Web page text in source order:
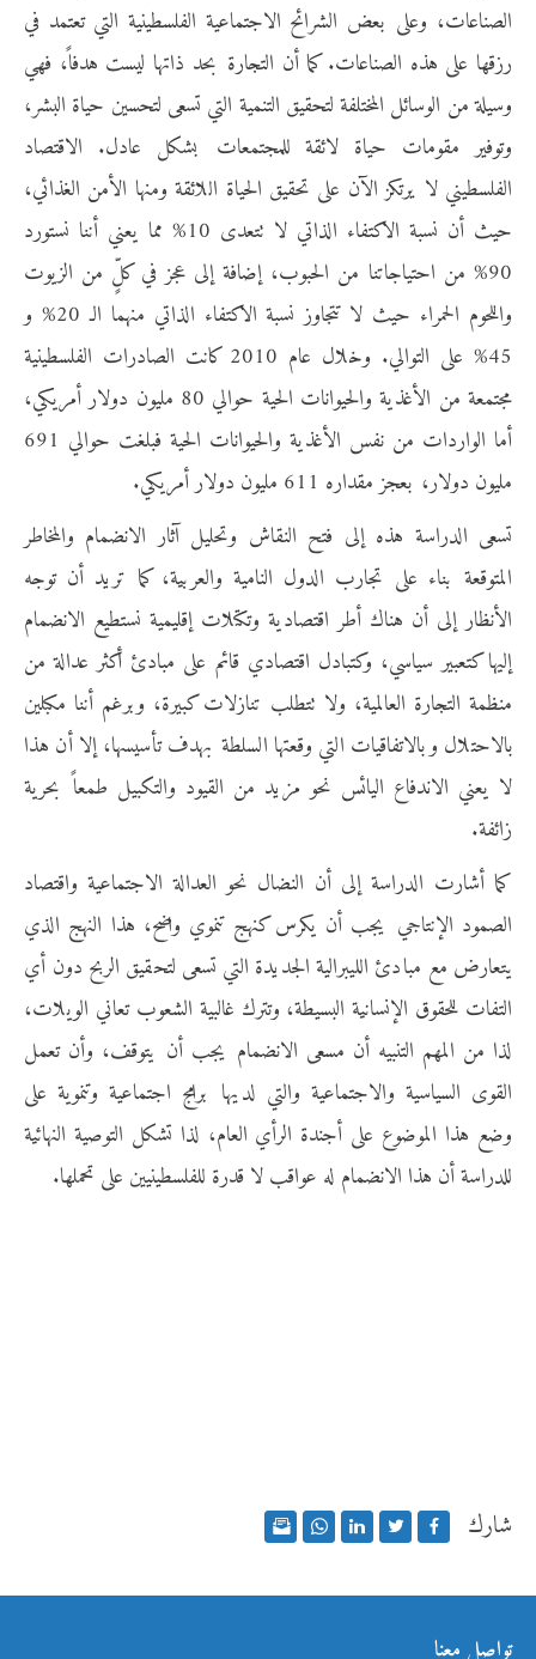
الصناعات، وعلى بعض الشرائح الاجتماعية الفلسطينية التي تعتمد في
رزقها على هذه الصناعات. كما أن التجارة بحد ذاتها ليست هدفاً، فهي
وسيلة من الوسائل المختلفة لتحقيق التنمية التي تسعى لتحسين حياة البشر،
وتوفير مقومات حياة لائقة للمجتمعات بشكل عادل. الاقتصاد
الفلسطيني لا يرتكز الآن على تحقيق الحياة اللائقة ومنها الأمن الغذائي،
حيث أن نسبة الاكتفاء الذاتي لا تتعدى 10% مما يعني أننا نستورد
90% من احتياجاتنا من الحبوب، إضافة إلى عجز في كلٍّ من الزيوت
واللحوم الحمراء حيث لا تتجاوز نسبة الاكتفاء الذاتي منهما الـ 20% و
45% على التوالي. وخلال عام 2010 كانت الصادرات الفلسطينية
مجتمعة من الأغذية والحيوانات الحية حوالي 80 مليون دولار أمريكي،
أما الواردات من نفس الأغذية والحيوانات الحية فبلغت حوالي 691
مليون دولار، بعجز مقداره 611 مليون دولار أمريكي.
تسعى الدراسة هذه إلى فتح النقاش وتحليل آثار الانضمام والمخاطر
المتوقعة بناء على تجارب الدول النامية والعربية، كما تريد أن توجه
الأنظار إلى أن هناك أطر اقتصادية وتكتلات إقليمية نستطيع الانضمام
إليها كتعبير سياسي، وكتبادل اقتصادي قائم على مبادئ أكثر عدالة من
منظمة التجارة العالمية، ولا تتطلب تنازلات كبيرة، وبرغم أننا مكبلين
بالاحتلال وبالاتفاقيات التي وقعتها السلطة بهدف تأسيسها، إلا أن هذا
لا يعني الاندفاع اليائس نحو مزيد من القيود والتكبيل طمعاً بحرية
زائفة.
كما أشارت الدراسة إلى أن النضال نحو العدالة الاجتماعية واقتصاد
الصمود الإنتاجي يجب أن يكرس كنهج تنموي واضح، هذا النهج الذي
يتعارض مع مبادئ الليبرالية الجديدة التي تسعى لتحقيق الربح دون أي
التفات للحقوق الإنسانية البسيطة، وتترك غالبية الشعوب تعاني الويلات،
لذا من المهم التنبيه أن مسعى الانضمام يجب أن يتوقف، وأن تعمل
القوى السياسية والاجتماعية والتي لديها برامج اجتماعية وتنموية على
وضع هذا الموضوع على أجندة الرأي العام، لذا تشكل التوصية النهائية
للدراسة أن هذا الانضمام له عواقب لا قدرة للفلسطينيين على تحملها.
شارك
تواصل معنا